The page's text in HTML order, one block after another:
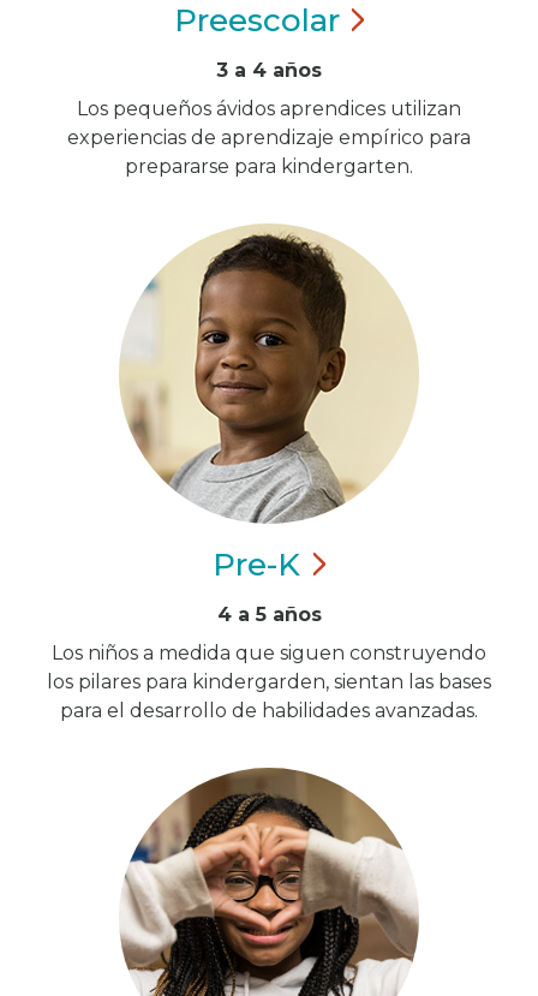
Preescolar
3 a 4 años
Los pequeños ávidos aprendices utilizan
experiencias de aprendizaje empírico para
prepararse para kindergarten.
Pre-K
4 a 5 años
Los niños a medida que siguen construyendo
los pilares para kindergarden, sientan las bases
para el desarrollo de habilidades avanzadas.